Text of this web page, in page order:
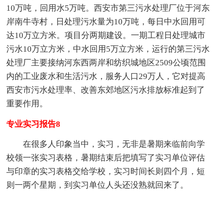
10万吨，回用水5万吨。西安市第三污水处理厂位于河东
岸南牛寺村，日处理污水量为10万吨，每日中水回用可
达10万立方米。项目分两期建设。一期工程日处理城市
污水10万立方米，中水回用5万立方米，运行的第三污水
处理厂主要接纳河东西两岸和纺织城地区2509公顷范围
内的工业废水和生活污水，服务人口29万人，它对提高
西安市污水处理率、改善东郊地区污水排放标准起到了
重要作用。
专业实习报告8
在很多人印象当中，实习，无非是暑期来临前向学
校领一张实习表格，暑期结束后把填写了实习单位评估
与印章的实习表格交给学校，实习时间长则四个月，短
则一两个星期，到实习单位人头还没熟就回来了。